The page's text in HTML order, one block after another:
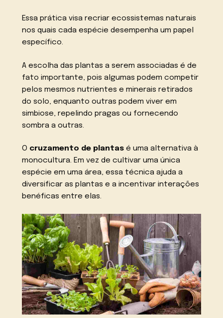
Essa prática visa recriar ecossistemas naturais
nos quais cada espécie desempenha um papel
específico.
A escolha das plantas a serem associadas é de
fato importante, pois algumas podem competir
pelos mesmos nutrientes e minerais retirados
do solo, enquanto outras podem viver em
simbiose, repelindo pragas ou fornecendo
sombra a outras.
O cruzamento de plantas é uma alternativa à
monocultura. Em vez de cultivar uma única
espécie em uma área, essa técnica ajuda a
diversificar as plantas e a incentivar interações
benéficas entre elas.